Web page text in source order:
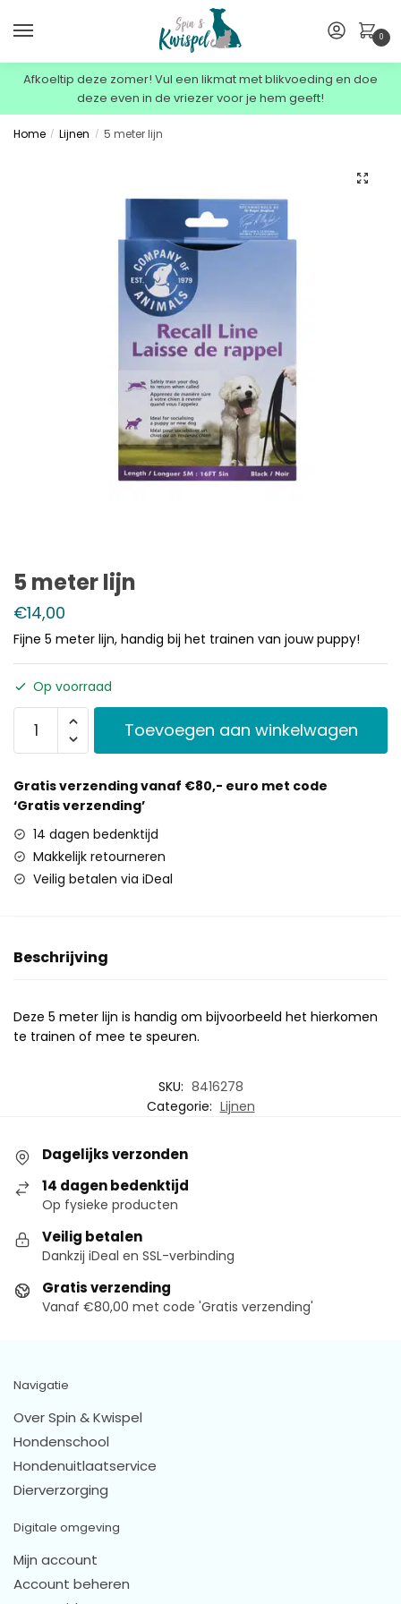
0
Afkoeltip deze zomer! Vul een likmat met blikvoeding en doe
deze even in de vriezer voor je hem geeft!
Home / Lijnen / 5 meter lijn
5 meter lijn
€14,00
Fijne 5 meter lijn, handig bij het trainen van jouw puppy!
Op voorraad
Toevoegen aan winkelwagen
Gratis verzending vanaf €80,- euro met code
‘Gratis verzending’
14 dagen bedenktijd
Makkelijk retourneren
Veilig betalen via iDeal
Beschrijving
Deze 5 meter lijn is handig om bijvoorbeeld het hierkomen
te trainen of mee te speuren.
SKU: 8416278
Categorie: Lijnen
Dagelijks verzonden
14 dagen bedenktijd
Op fysieke producten
Veilig betalen
Dankzij iDeal en SSL-verbinding
Gratis verzending
Vanaf €80,00 met code 'Gratis verzending'
Navigatie
Over Spin & Kwispel
Hondenschool
Hondenuitlaatservice
Dierverzorging
Digitale omgeving
Mijn account
Account beheren